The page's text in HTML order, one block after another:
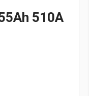
510A